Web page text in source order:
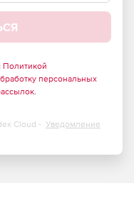
Политикой
персональных
.
Cloud - Уведомление